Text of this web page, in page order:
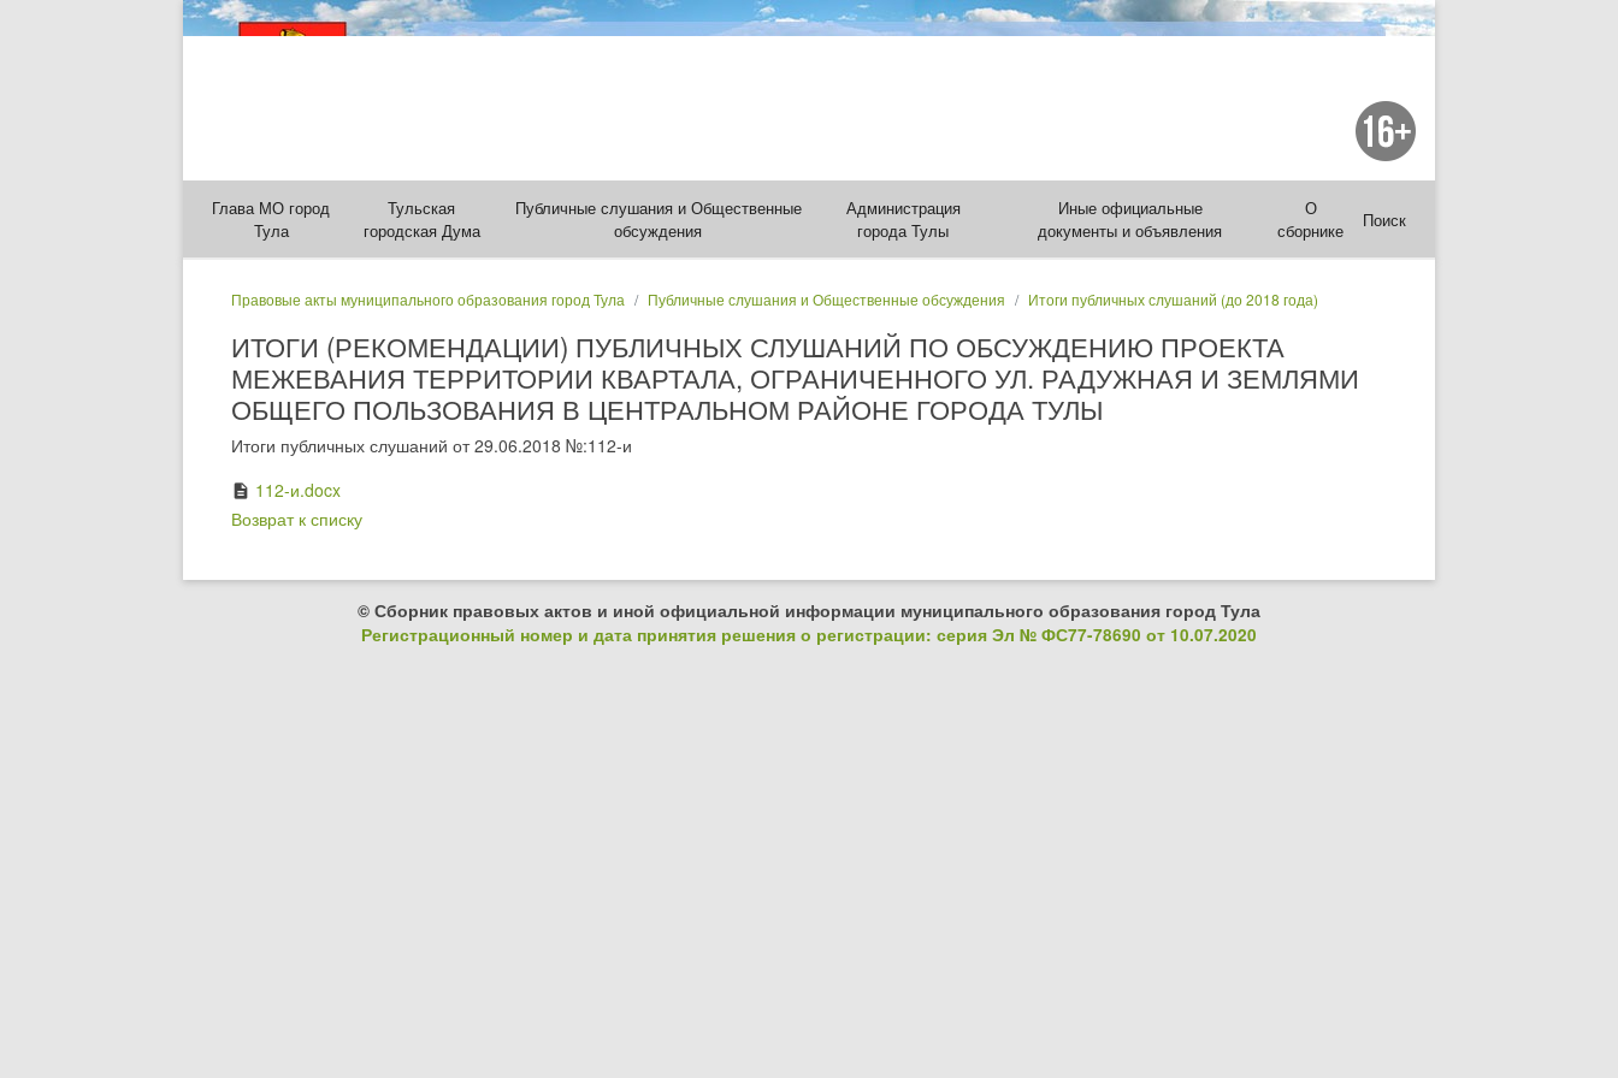
Глава МО город
Тула
Тульская
городская Дума
Публичные слушания и Общественные
обсуждения
Администрация
города Тулы
Иные официальные
документы и объявления
О
сборнике
Поиск
Правовые акты муниципального образования город Тула Публичные слушания и Общественные обсуждения Итоги публичных слушаний (до 2018 года)
ИТОГИ (РЕКОМЕНДАЦИИ) ПУБЛИЧНЫХ СЛУШАНИЙ ПО ОБСУЖДЕНИЮ ПРОЕКТА
МЕЖЕВАНИЯ ТЕРРИТОРИИ КВАРТАЛА, ОГРАНИЧЕННОГО УЛ. РАДУЖНАЯ И ЗЕМЛЯМИ
ОБЩЕГО ПОЛЬЗОВАНИЯ В ЦЕНТРАЛЬНОМ РАЙОНЕ ГОРОДА ТУЛЫ
Итоги публичных слушаний от 29.06.2018 №:112-и
description 112-и.docx
Возврат к списку
© Сборник правовых актов и иной официальной информации муниципального образования город Тула
Регистрационный номер и дата принятия решения о регистрации: серия Эл № ФС77-78690 от 10.07.2020